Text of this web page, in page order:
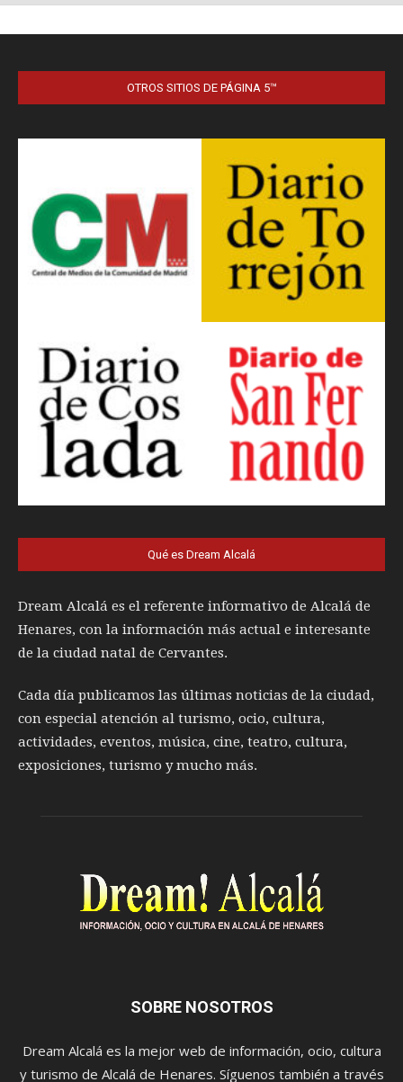
OTROS SITIOS DE PÁGINA 5™
Qué es Dream Alcalá
Dream Alcalá es el referente informativo de Alcalá de
Henares, con la información más actual e interesante
de la ciudad natal de Cervantes.
Cada día publicamos las últimas noticias de la ciudad,
con especial atención al turismo, ocio, cultura,
actividades, eventos, música, cine, teatro, cultura,
exposiciones, turismo y mucho más.
SOBRE NOSOTROS
Dream Alcalá es la mejor web de información, ocio, cultura
y turismo de Alcalá de Henares. Síguenos también a través